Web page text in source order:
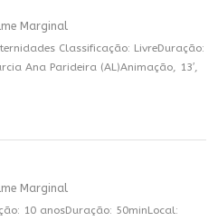
Marginal
Classificação: LivreDuração:
Ana Parideira (AL)Animação, 13′,
Marginal
10 anosDuração: 50minLocal: